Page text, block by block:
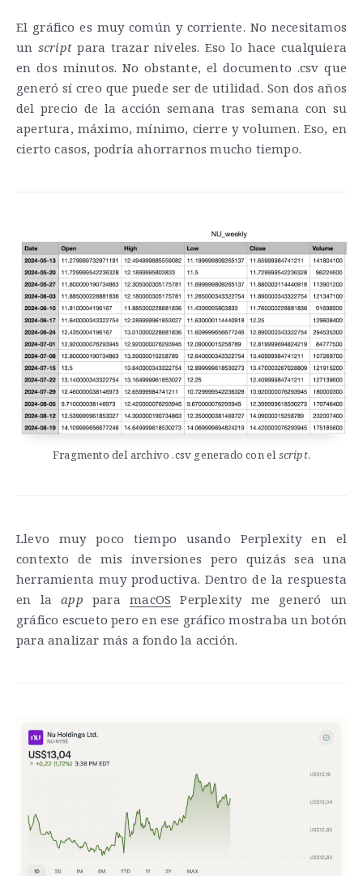
El gráfico es muy común y corriente. No necesitamos
un scriptpara trazar niveles. Eso lo hace cualquiera
en dos minutos. No obstante, el documento .csv que
generó sí creo que puede ser de utilidad. Son dos años
del precio de la acción semana tras semana con su
apertura, máximo, mínimo, cierre y volumen. Eso, en
cierto casos, podría ahorrarnos mucho tiempo.
Fragmento del archivo .csv generado con elscript.
Llevo muy poco tiempo usando Perplexity en el
contexto de mis inversiones pero quizás sea una
herramienta muy productiva. Dentro de la respuesta
en laapp paramacOS Perplexity me generó un
gráfico escueto pero en ese gráfico mostraba un botón
para analizar más a fondo la acción.